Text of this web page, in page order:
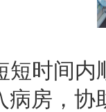
间内顺
病房，